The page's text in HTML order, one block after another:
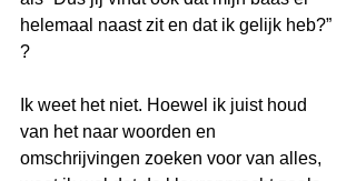
helemaal naast zit en dat ik gelijk heb?”
?
Ik weet het niet. Hoewel ik juist houd
van het naar woorden en
omschrijvingen zoeken voor van alles,